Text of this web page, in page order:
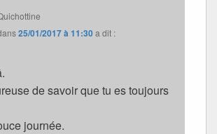
25/01/2017 à 11:30a dit :
de savoir que tu es toujours
journée.